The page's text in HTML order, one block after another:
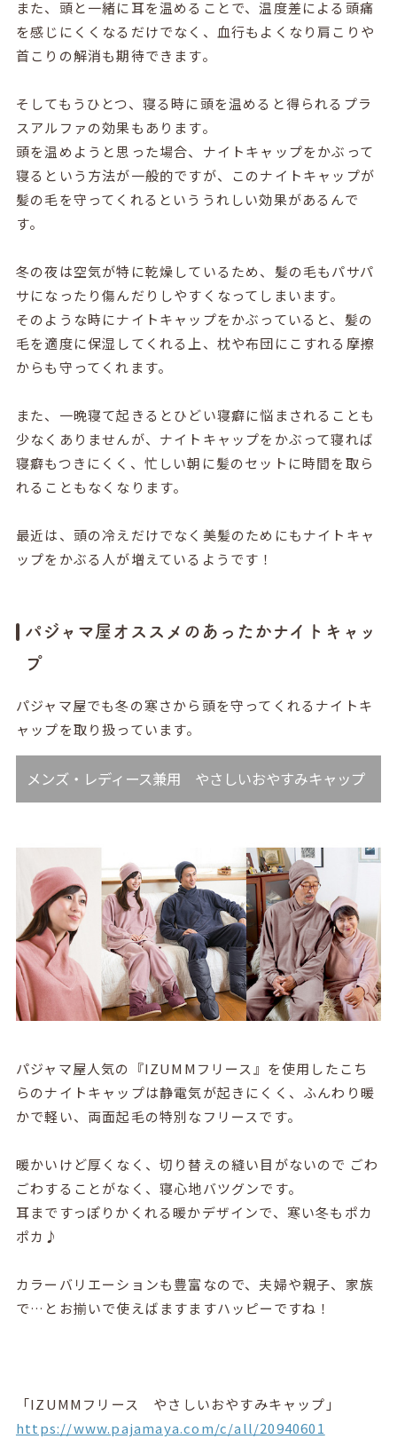
また、頭と一緒に耳を温めることで、温度差による頭痛
を感じにくくなるだけでなく、血行もよくなり肩こりや
首こりの解消も期待できます。
そしてもうひとつ、寝る時に頭を温めると得られるプラ
スアルファの効果もあります。
頭を温めようと思った場合、ナイトキャップをかぶって
寝るという方法が一般的ですが、このナイトキャップが
髪の毛を守ってくれるといううれしい効果があるんで
す。
冬の夜は空気が特に乾燥しているため、髪の毛もパサパ
サになったり傷んだりしやすくなってしまいます。
そのような時にナイトキャップをかぶっていると、髪の
毛を適度に保湿してくれる上、枕や布団にこすれる摩擦
からも守ってくれます。
また、一晩寝て起きるとひどい寝癖に悩まされることも
少なくありませんが、ナイトキャップをかぶって寝れば
寝癖もつきにくく、忙しい朝に髪のセットに時間を取ら
れることもなくなります。
最近は、頭の冷えだけでなく美髪のためにもナイトキャ
ップをかぶる人が増えているようです！
パジャマ屋オススメのあったかナイトキャッ
プ
パジャマ屋でも冬の寒さから頭を守ってくれるナイトキ
ャップを取り扱っています。
メンズ・レディース兼用 やさしいおやすみキャップ
パジャマ屋人気の『IZUMMフリース』を使用したこち
らのナイトキャップは静電気が起きにくく、ふんわり暖
かで軽い、両面起毛の特別なフリースです。
暖かいけど厚くなく、切り替えの縫い目がないので ごわ
ごわすることがなく、寝心地バツグンです。
耳まですっぽりかくれる暖かデザインで、寒い冬もポカ
ポカ♪
カラーバリエーションも豊富なので、夫婦や親子、家族
で…とお揃いで使えばますますハッピーですね！
「IZUMMフリース やさしいおやすみキャップ」
https://www.pajamaya.com/c/all/20940601